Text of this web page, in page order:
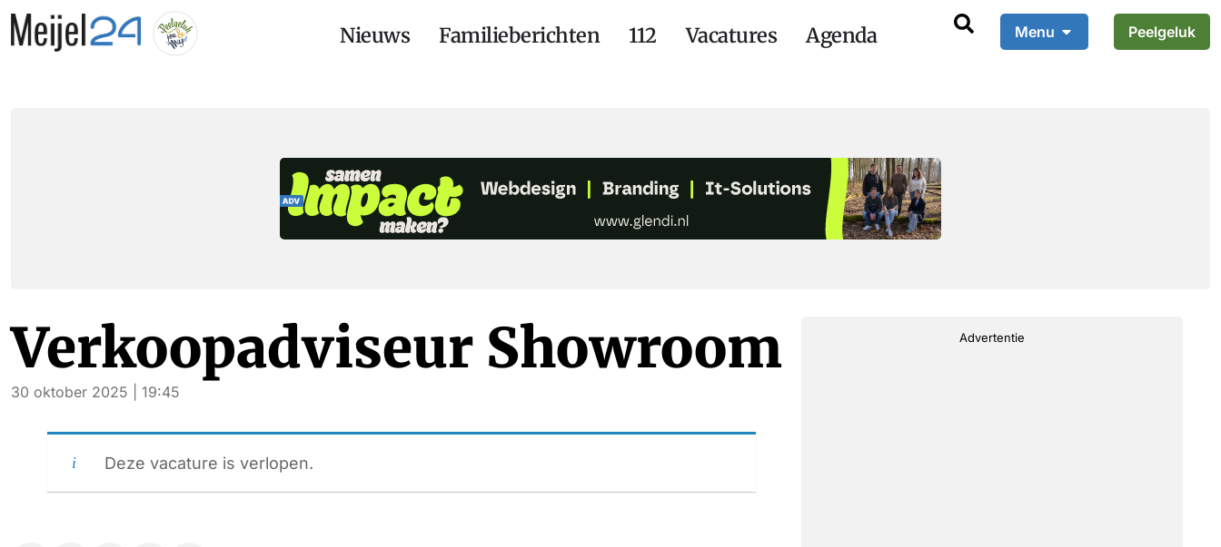
Nieuws Familieberichten 112 Vacatures Agenda Menu Peelgeluk
Verkoopadviseur Showroom
30 oktober 2025 | 19:45
Deze vacature is verlopen.
Advertentie